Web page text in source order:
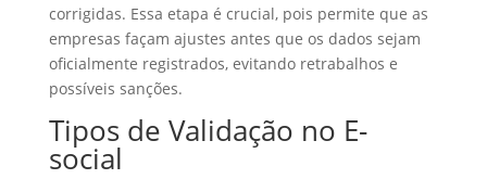
corrigidas. Essa etapa é crucial, pois permite que as
empresas façam ajustes antes que os dados sejam
oficialmente registrados, evitando retrabalhos e
possíveis sanções.
Tipos de Validação no E-
social